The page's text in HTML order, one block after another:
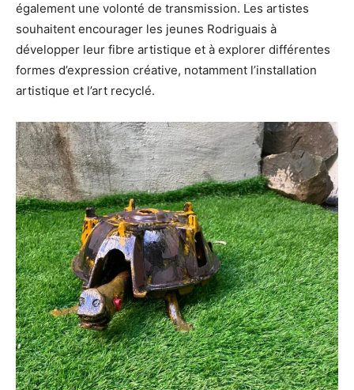
également une volonté de transmission. Les artistes
souhaitent encourager les jeunes Rodriguais à
développer leur fibre artistique et à explorer différentes
formes d’expression créative, notamment l’installation
artistique et l’art recyclé.